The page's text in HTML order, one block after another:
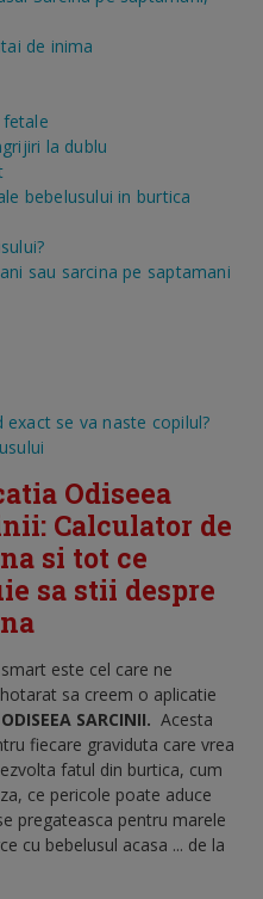
de inima
la dublu
bebelusului in burtica
sau sarcina pe saptamani
se va naste copilul?
Odiseea
Calculator de
si tot ce
sa stii despre
este cel care ne
sa creem o aplicatie
ODISEEA SARCINII. Acesta
fiecare graviduta care vrea
fatul din burtica, cum
ce pericole poate aduce
pregateasca pentru marele
cu bebelusul acasa ... de la